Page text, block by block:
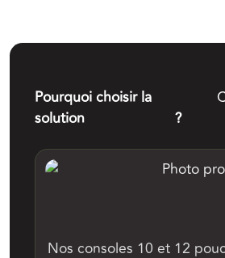
Pourquoi choisir la
solution
?
Nos consoles 10 et 12